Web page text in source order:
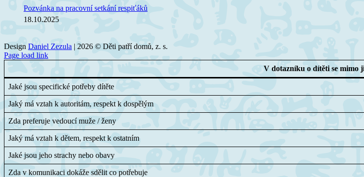
Pozvánka na pracovní setkání respiťáků
18.10.2025
Design Daniel Zezula | 2026 © Děti patří domů, z. s.
Page load link
V dotazníku o dítěti se mimo
Jaké jsou specifické potřeby dítěte
Jaký má vztah k autoritám, respekt k dospělým
Zda preferuje vedoucí muže / ženy
Jaký má vztah k dětem, respekt k ostatním
Jaké jsou jeho strachy nebo obavy
Zda v komunikaci dokáže sdělit co potřebuje